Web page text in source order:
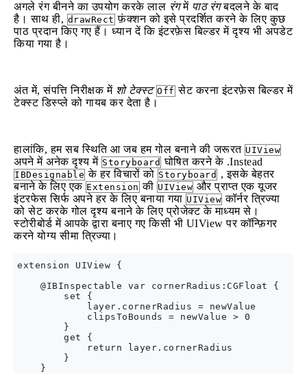
अगले रंग बीनने का उपयोग करके लाल रंगमें पाठ रंगबदलने के बाद
है। साथ ही, drawRect फ़ंक्शन को इसे प्रदर्शित करने के लिए कुछ
पाठ प्रदान किए गए हैं। ध्यान दें कि इंटरफ़ेस बिल्डर में दृश्य भी अपडेट
किया गया है।
अंत में, संपत्ति निरीक्षक में शो टेक्स्ट Off सेट करना इंटरफ़ेस बिल्डर में
टेक्स्ट डिस्प्ले को गायब कर देता है।
हालांकि, हम सब स्थिति आ जब हम गोल बनाने की जरूरत UIView
अपने में अनेक दृश्य में Storyboard घोषित करने के .Instead
IBDesignable के हर विचारों को Storyboard , इसके बेहतर
बनाने के लिए एक Extension की UIView और प्राप्त एक यूजर
इंटरफेस सिर्फ अपने हर के लिए बनाया गया UIView कॉर्नर त्रिज्या
को सेट करके गोल दृश्य बनाने के लिए प्रोजेक्ट के माध्यम से।
स्टोरीबोर्ड में आपके द्वारा बनाए गए किसी भी UIView पर कॉन्फ़िगर
करने योग्य सीमा त्रिज्या।
extension UIView {
    @IBInspectable var cornerRadius:CGFloat {
        set {
            layer.cornerRadius = newValue
            clipsToBounds = newValue > 0
        }
        get {
            return layer.cornerRadius
        }
    }